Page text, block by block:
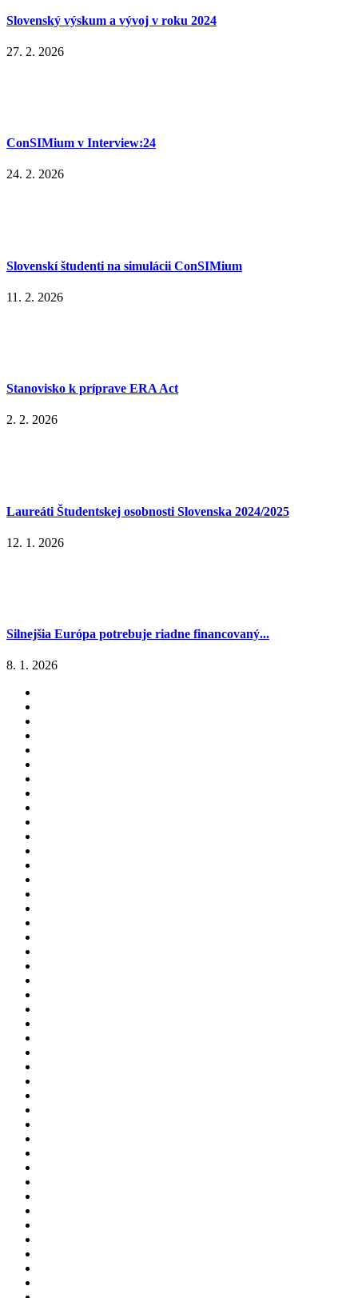
Slovenský výskum a vývoj v roku 2024
27. 2. 2026
ConSIMium v Interview:24
24. 2. 2026
Slovenskí študenti na simulácii ConSIMium
11. 2. 2026
Stanovisko k príprave ERA Act
2. 2. 2026
Laureáti Študentskej osobnosti Slovenska 2024/2025
12. 1. 2026
Silnejšia Európa potrebuje riadne financovaný...
8. 1. 2026